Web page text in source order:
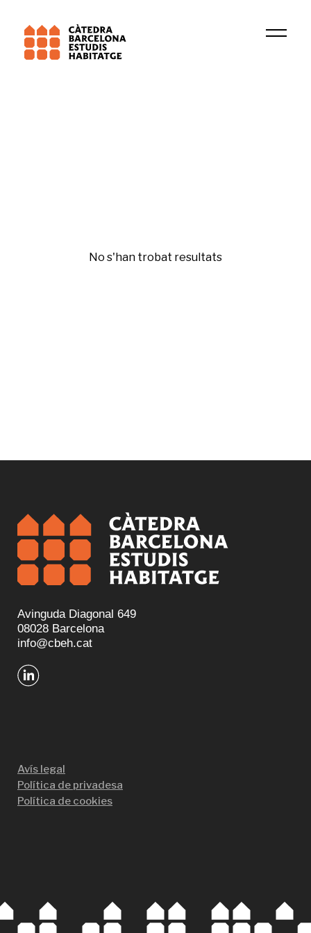
No s'han trobat resultats
Avinguda Diagonal 649
08028 Barcelona
info@cbeh.cat
Avís legal
Política de privadesa
Política de cookies